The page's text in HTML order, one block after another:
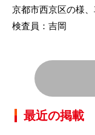
京都市西京区の様
検査員：吉岡
最近の掲載